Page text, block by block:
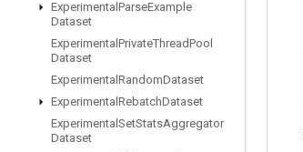
Experimental ParseExample
Dataset
Experimental PrivateThreadPool
Dataset
Experimental RandomDataset
Experimental RebatchDataset
Experimental SetStatsAggregator
Dataset